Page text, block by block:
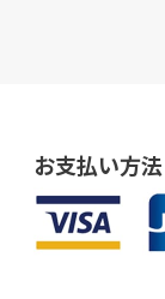
お支払い方法